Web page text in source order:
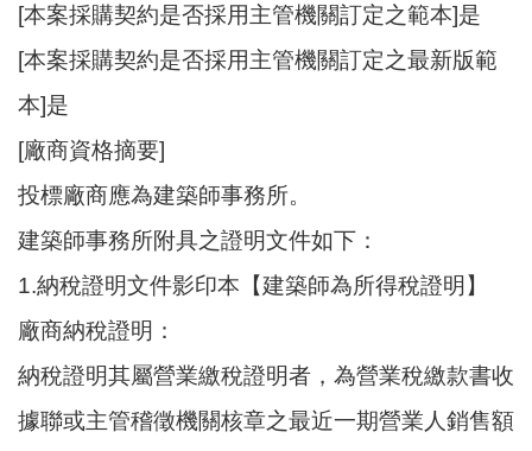
[本案採購契約是否採用主管機關訂定之範本]是
[本案採購契約是否採用主管機關訂定之最新版範
本]是
[廠商資格摘要]
投標廠商應為建築師事務所。
建築師事務所附具之證明文件如下：
1.納稅證明文件影印本【建築師為所得稅證明】
廠商納稅證明：
納稅證明其屬營業繳稅證明者，為營業稅繳款書收
據聯或主管稽徵機關核章之最近一期營業人銷售額